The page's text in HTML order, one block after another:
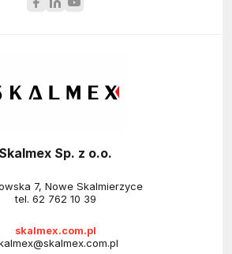
Skalmex Sp. z o.o.
7, Nowe Skalmierzyce
tel. 62 762 10 39
skalmex.com.pl